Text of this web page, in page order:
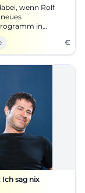
wenn Rolf
in
Ein
Humor und
im
€
Ich sag nix